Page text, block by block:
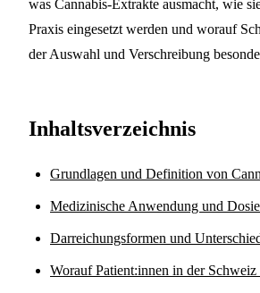
was Cannabis-Extrakte ausmacht, wie
Praxis eingesetzt werden und worauf
der Auswahl und Verschreibung
Inhaltsverzeichnis
Grundlagen und Definition von
Medizinische Anwendung und
Darreichungsformen und
Worauf Patient:innen in der Schweiz